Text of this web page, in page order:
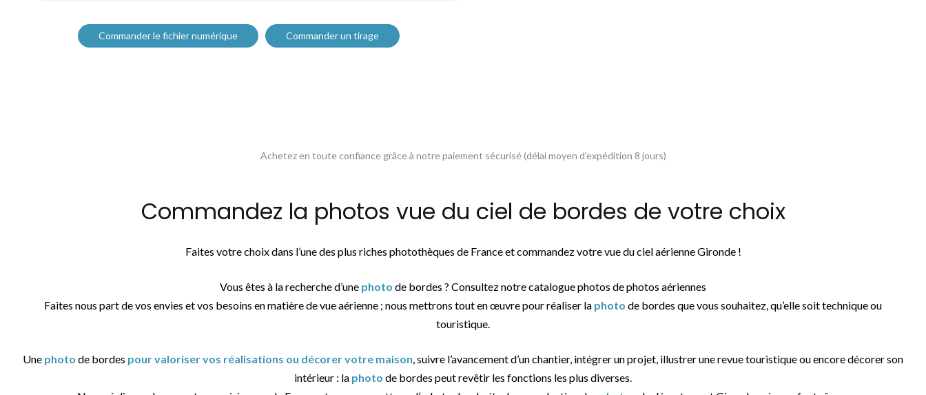
Commander le fichier numérique Commander un tirage
Achetez en toute confiance grâce à notre paiement sécurisé (délai moyen d’expédition 8 jours)
Commandez la photos vue du ciel de bordes de votre choix
Faites votre choix dans l’une des plus riches photothèques de France et commandez votre vue du ciel aérienne Gironde !
Vous êtes à la recherche d’une photo de bordes ? Consultez notre catalogue photos de photos aériennes
Faites nous part de vos envies et vos besoins en matière de vue aérienne ; nous mettrons tout en œuvre pour réaliser la photo de bordes que vous souhaitez, qu’elle soit technique ou
touristique.
Une photo de bordes pour valoriser vos réalisations ou décorer votre maison, suivre l’avancement d’un chantier, intégrer un projet, illustrer une revue touristique ou encore décorer son
intérieur : la photo de bordes peut revêtir les fonctions les plus diverses.